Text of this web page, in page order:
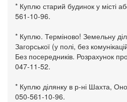
* Куплю старий будинок у місті
561-10-96.
* Куплю. Терміново! Земельну
Загорської (у полі, без
Без посередників. Розрахунок
047-11-52.
* Куплю ділянку в р-ні Шахта,
050-561-10-96.